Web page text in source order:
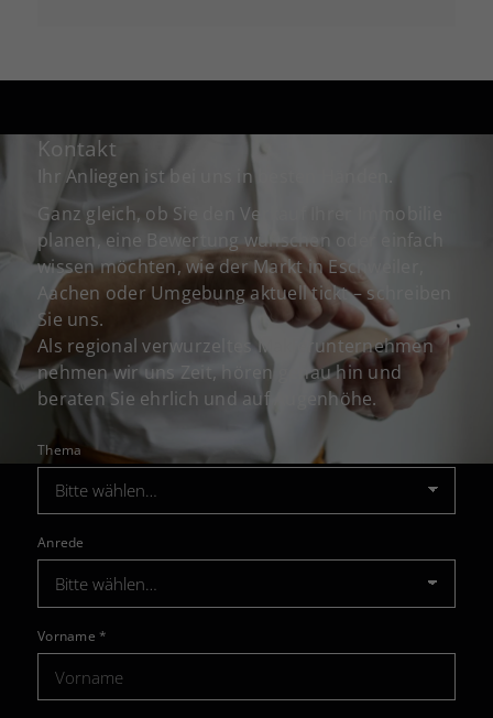
Kontakt
Ihr Anliegen ist bei uns in besten Händen.
Ganz gleich, ob Sie den Verkauf Ihrer Immobilie
planen, eine Bewertung wünschen oder einfach
wissen möchten, wie der Markt in Eschweiler,
Aachen oder Umgebung aktuell tickt – schreiben
Sie uns.
Als regional verwurzeltes Maklerunternehmen
nehmen wir uns Zeit, hören genau hin und
beraten Sie ehrlich und auf Augenhöhe.
Thema
Anrede
Vorname *